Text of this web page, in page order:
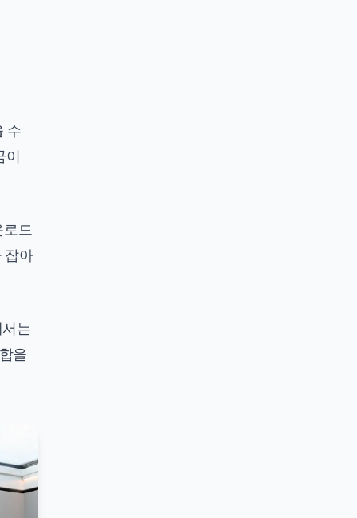
수
이
드
잡아
는
을